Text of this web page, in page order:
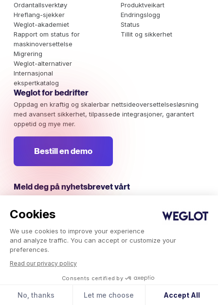
Cookies
We use cookies to improve your experience
and analyze traffic. You can accept or customize your
preferences.
Read our privacy policy
Consents certified by
No, thanks Let me choose Accept All
Ordantallsverktøy
Hreflang-sjekker
Weglot-akademiet
Rapport om status for
maskinoversettelse
Migrering
Weglot-alternativer
Internasjonal
ekspertkatalog
Produktveikart
Endringslogg
Status
Tillit og sikkerhet
Weglot for bedrifter
Oppdag en kraftig og skalerbar nettsideoversettelsesløsning
med avansert sikkerhet, tilpassede integrasjoner, garantert
oppetid og mye mer.
Bestill en demo
Meld deg på nyhetsbrevet vårt
Hold deg oppdatert på internasjonale
markedsføringskampanjer, trender og innsikter som er verdt
din oppmerksomhet.
Abonner nå
Weglot © 2026, Oversettelse som en tjeneste.